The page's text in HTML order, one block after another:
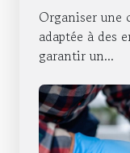
enfants
Organiser une
adaptée à des
garantir un...